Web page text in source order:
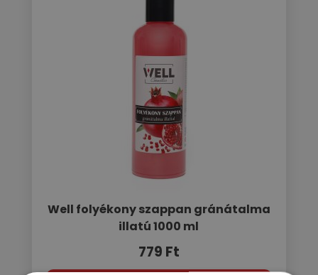
Well folyékony szappan gránátalma
illatú 1000 ml
779 Ft